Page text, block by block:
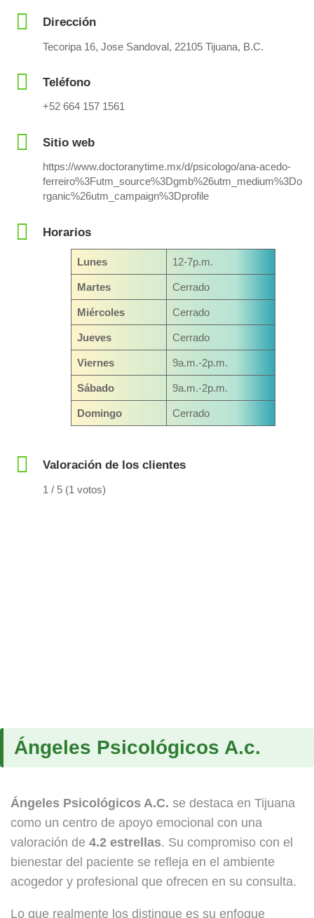
Dirección
Tecoripa 16, Jose Sandoval, 22105 Tijuana, B.C.
Teléfono
+52 664 157 1561
Sitio web
https://www.doctoranytime.mx/d/psicologo/ana-acedo-
ferreiro%3Futm_source%3Dgmb%26utm_medium%3Do
rganic%26utm_campaign%3Dprofile
Horarios
Lunes 12-7p.m.
Martes Cerrado
Miércoles Cerrado
Jueves Cerrado
Viernes 9a.m.-2p.m.
Sábado 9a.m.-2p.m.
Domingo Cerrado
Valoración de los clientes
1 / 5 (1 votos)
Ángeles Psicológicos A.c.
Ángeles Psicológicos A.C. se destaca en Tijuana
como un centro de apoyo emocional con una
valoración de 4.2 estrellas. Su compromiso con el
bienestar del paciente se refleja en el ambiente
acogedor y profesional que ofrecen en su consulta.
Lo que realmente los distingue es su enfoque